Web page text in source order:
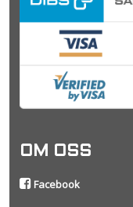
OM OSS
Facebook